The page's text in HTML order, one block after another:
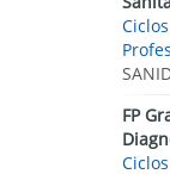
FP